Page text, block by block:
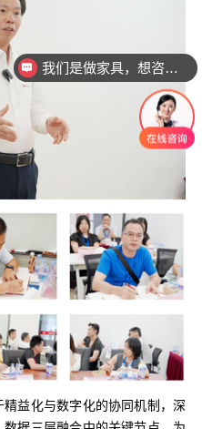
益化与数字化的协同机制，深
我们是做家具，想咨询一下ERP MES CRM